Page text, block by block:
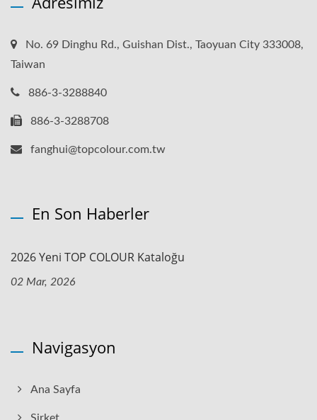
No. 69 Dinghu Rd., Guishan Dist., Taoyuan City 333008,
Taiwan
886-3-3288840
886-3-3288708
fanghui@topcolour.com.tw
En Son Haberler
2026 Yeni TOP COLOUR Kataloğu
02 Mar, 2026
Navigasyon
Ana Sayfa